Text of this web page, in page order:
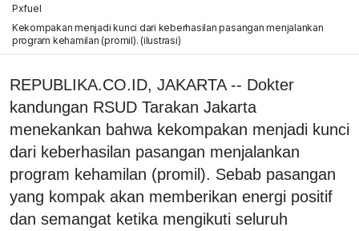
Pxfuel
Kekompakan menjadi kunci dari keberhasilan pasangan menjalankan
program kehamilan (promil). (ilustrasi)
REPUBLIKA.CO.ID, JAKARTA -- Dokter
kandungan RSUD Tarakan Jakarta
menekankan bahwa kekompakan menjadi kunci
dari keberhasilan pasangan menjalankan
program kehamilan (promil). Sebab pasangan
yang kompak akan memberikan energi positif
dan semangat ketika mengikuti seluruh